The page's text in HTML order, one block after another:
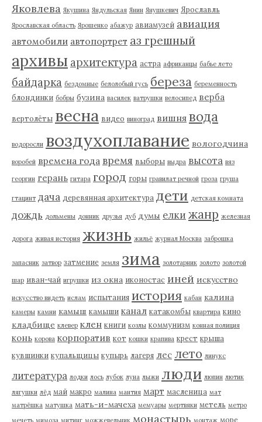
Яковлева Якушина Яндульская Янин Янушкевич Ярославль
Ярославская область Ярошенко абажур авиамузей авиация
автомобили автопортрет аз грешный
архивы архитектура астра африканцы бабье лето
байдарка бездомные белолобый гусь береза беременность
блондинки бобры бузина василек ватрушки велосипед верба
вертолёты весна видео виноград вишня вода
водоросли воздухоплавание вологодчина
воробей времена года время выборы выдра высота вяз
георгин герань гитара город горы гравилат речной гроза груша
гтацинт дача деревянная архитектура дети детская комната
дождь дольмены донник друзья дуб думы елки жанр железная
дорога живая история жизнь жильё журнал Москва заброшка
запасник затвор затмение земля зима золотарник золото золотой
шар иван-чай игрушки из окна иконостас иней искусство
искусство видеть ислам испытания история кабан калина
камеры камни камыш камыши канал катакомбы квартира кино
кладбище клевер клен книги козлы коммунизм конная полиция
конь корова корпоратив кот кошки крапива крест крыша
кувшинки купальщицы купырь лагеря лес лето линукс
литература лодки лось лубок луна лыжи люди люпин лютик
лягушки лёд май макро малина мантия март масленица мат
матрёшка матушка мать-и-мачеха мемуары мертвяки метель метро
мечеть мимоза митинг можжевельник монастырь монтаж море